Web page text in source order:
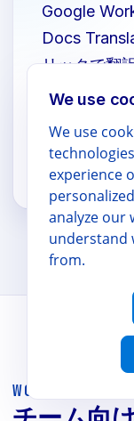
Google
Docs
リックで翻
レジットカ
WORKSPACE
We use
We use
experience
analyze our
understand
from.